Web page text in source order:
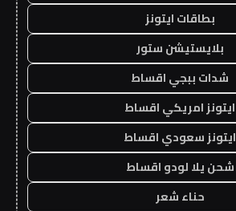
بطاقات ايتونز
بلايستيشن ستور
شدات ببجي اقساط
ايتونز امريكي اقساط
ايتونز سعودي اقساط
شحن يلا لودو اقساط
حناء شعر